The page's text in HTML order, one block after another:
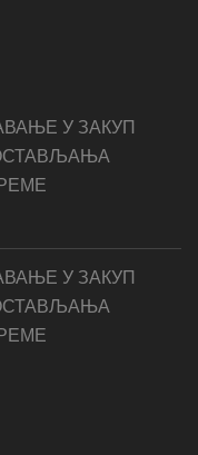
У ЗАКУП
У ЗАКУП